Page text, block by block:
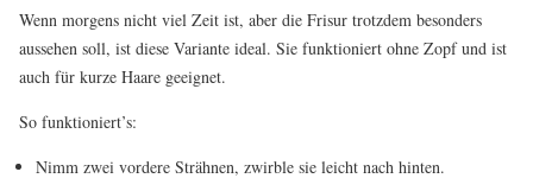
Wenn morgens nicht viel Zeit ist, aber die Frisur trotzdem besonders
aussehen soll, ist diese Variante ideal. Sie funktioniert ohne Zopf und ist
auch für kurze Haare geeignet.
So funktioniert’s:
Nimm zwei vordere Strähnen, zwirble sie leicht nach hinten.